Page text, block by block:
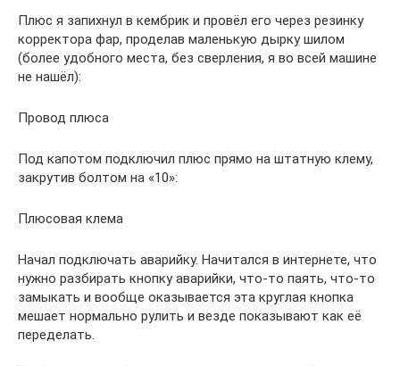
Плюс я запихнул в кембрик и провёл его через резинку
корректора фар, проделав маленькую дырку шилом
(более удобного места, без сверления, я во всей машине
не нашёл):
Провод плюса
Под капотом подключил плюс прямо на штатную клему,
закрутив болтом на «10»:
Плюсовая клема
Начал подключать аварийку. Начитался в интернете, что
нужно разбирать кнопку аварийки, что-то паять, что-то
замыкать и вообще оказывается эта круглая кнопка
мешает нормально рулить и везде показывают как её
переделать.